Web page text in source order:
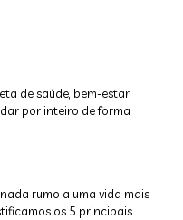
de saúde, bem-estar,
por inteiro de forma
rumo a uma vida mais
os 5 principais